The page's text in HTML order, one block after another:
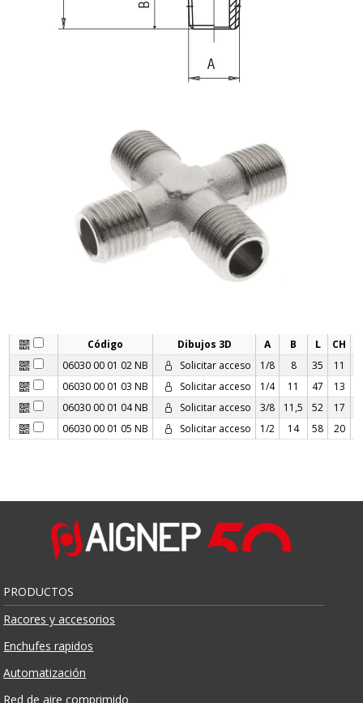
Código Dibujos 3D A B L CH
06030 00 01 02 NB
Solicitar acceso 1/8 8 35
11
06030 00 01 03 NB
Solicitar acceso 1/4 11 47
13
06030 00 01 04 NB
Solicitar acceso 3/8 11,5 52
17
06030 00 01 05 NB
Solicitar acceso 1/2 14 58 20
PRODUCTOS
Racores y accesorios
Enchufes rapidos
Automatización
Red de aire comprimido